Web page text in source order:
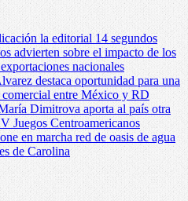
la editorial 14 segundos
advierten sobre el impacto de los
nacionales
destaca oportunidad para una
comercial entre México y RD
Dimitrova aporta al país otra
Juegos Centroamericanos
en marcha red de oasis de agua
de Carolina